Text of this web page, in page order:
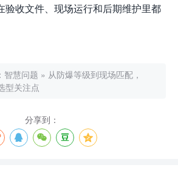
验收文件、现场运行和后期维护里都
智慧问题 » 从防爆等级到现场匹配，
型关注点
分享到：